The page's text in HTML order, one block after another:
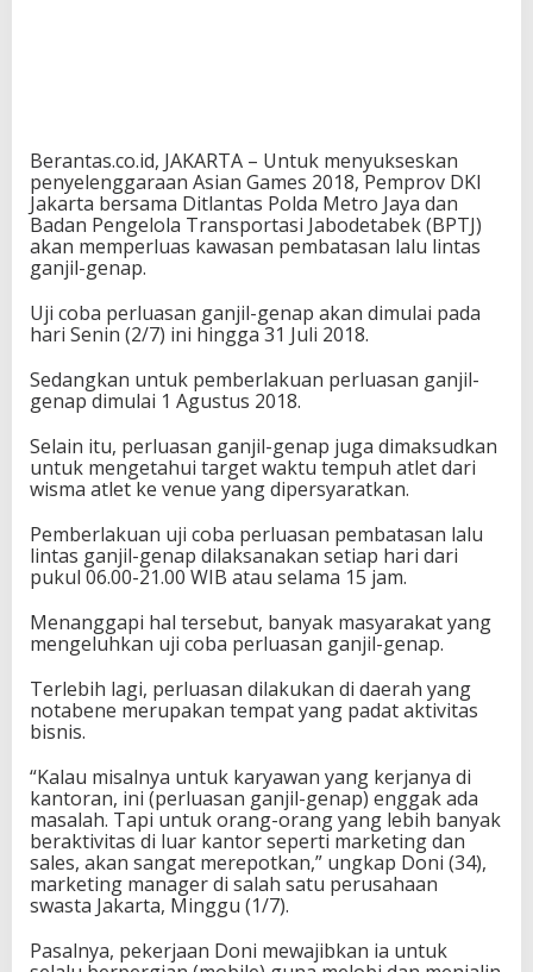
Berantas.co.id, JAKARTA – Untuk menyukseskan
penyelenggaraan Asian Games 2018, Pemprov DKI
Jakarta bersama Ditlantas Polda Metro Jaya dan
Badan Pengelola Transportasi Jabodetabek (BPTJ)
akan memperluas kawasan pembatasan lalu lintas
ganjil-genap.
Uji coba perluasan ganjil-genap akan dimulai pada
hari Senin (2/7) ini hingga 31 Juli 2018.
Sedangkan untuk pemberlakuan perluasan ganjil-
genap dimulai 1 Agustus 2018.
Selain itu, perluasan ganjil-genap juga dimaksudkan
untuk mengetahui target waktu tempuh atlet dari
wisma atlet ke venue yang dipersyaratkan.
Pemberlakuan uji coba perluasan pembatasan lalu
lintas ganjil-genap dilaksanakan setiap hari dari
pukul 06.00-21.00 WIB atau selama 15 jam.
Menanggapi hal tersebut, banyak masyarakat yang
mengeluhkan uji coba perluasan ganjil-genap.
Terlebih lagi, perluasan dilakukan di daerah yang
notabene merupakan tempat yang padat aktivitas
bisnis.
“Kalau misalnya untuk karyawan yang kerjanya di
kantoran, ini (perluasan ganjil-genap) enggak ada
masalah. Tapi untuk orang-orang yang lebih banyak
beraktivitas di luar kantor seperti marketing dan
sales, akan sangat merepotkan,” ungkap Doni (34),
marketing manager di salah satu perusahaan
swasta Jakarta, Minggu (1/7).
Pasalnya, pekerjaan Doni mewajibkan ia untuk